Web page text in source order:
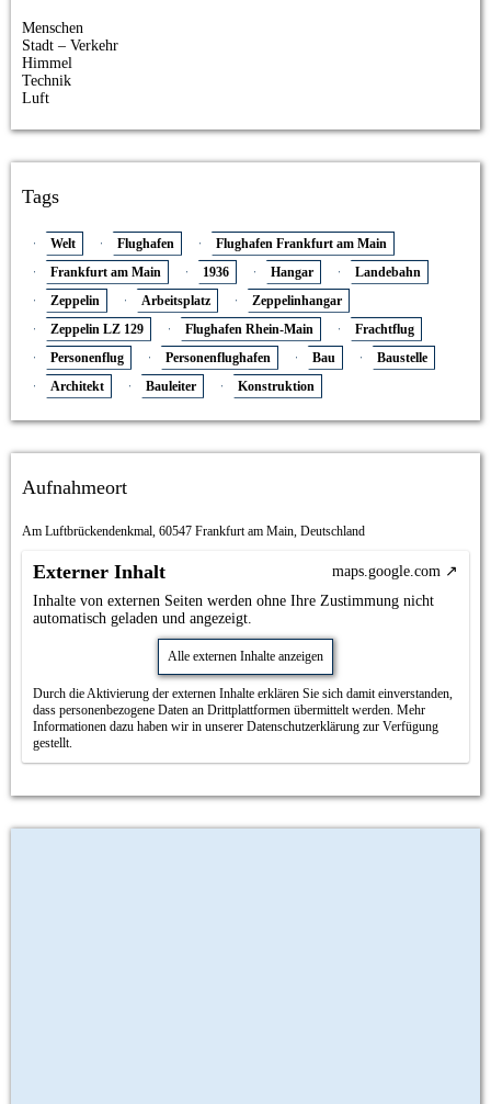
Menschen
Stadt – Verkehr
Himmel
Technik
Luft
Tags
Welt Flughafen
Flughafen Frankfurt am Main
Frankfurt am Main
1936 Hangar
Landebahn
Zeppelin
Arbeitsplatz
Zeppelinhangar
Zeppelin LZ 129
Flughafen Rhein-Main
Frachtflug
Personenflug
Personenflughafen Bau
Baustelle
Architekt
Bauleiter Konstruktion
Aufnahmeort
Am Luftbrückendenkmal, 60547 Frankfurt am Main, Deutschland
Externer Inhalt
maps.google.com
Inhalte von externen Seiten werden ohne Ihre Zustimmung nicht
automatisch geladen und angezeigt.
Alle externen Inhalte anzeigen
Durch die Aktivierung der externen Inhalte erklären Sie sich damit einverstanden,
dass personenbezogene Daten an Drittplattformen übermittelt werden. Mehr
Informationen dazu haben wir in unserer Datenschutzerklärung zur Verfügung
gestellt.